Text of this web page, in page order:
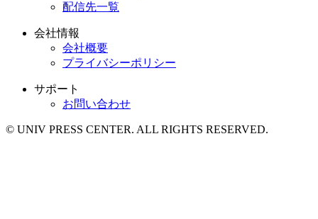
配信先一覧
会社情報
会社概要
プライバシーポリシー
サポート
お問い合わせ
© UNIV PRESS CENTER. ALL RIGHTS RESERVED.